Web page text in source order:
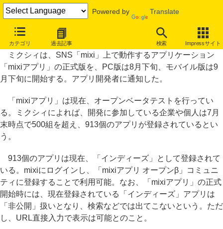
Powered by Translate
カテゴリ 過去記事 検索 Impressサイト
「mixiアプリ」8月下旬に正式公開、現在のアプリ登録数は913個
ミクシィは、SNS「mixi」上で動作するアプリケーション
「mixiアプリ」の正式版を、PC版は8月下旬、モバイル版は9
月下旬に開始する。アプリ開発者に通知した。
「mixiアプリ」は現在、オープンベータテストを行ってい
る。ミクシィによれば、開発に参加している企業や個人は7月
末時点で500組を超え、913個のアプリが登録されているとい
う。
913個のアプリは現在、「インディーズ」として登録されて
いる。mixiにログインし、「mixiアプリ オープンβ」コミュニ
ティに登録することで利用可能。なお、「mixiアプリ」の正式
開始時には、現在登録されている「インディーズ」アプリは
「非公開」扱いとなり、検索などでは出てこないという。ただ
し、URL直接入力で表示は可能とのこと。